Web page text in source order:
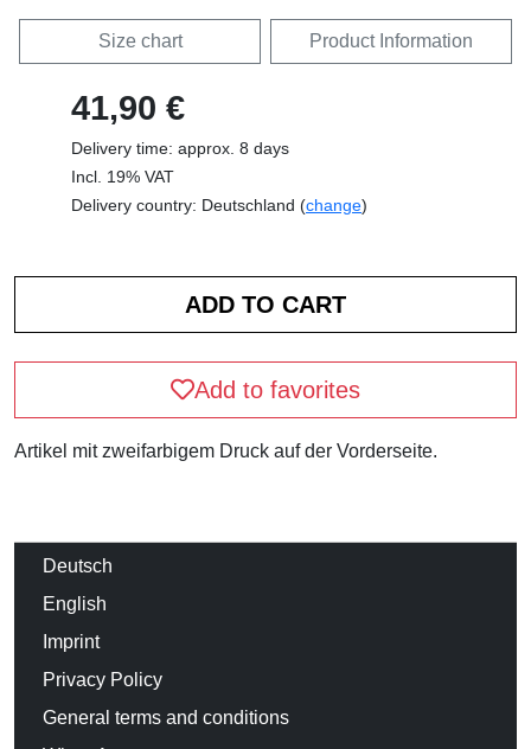
Size chart Product Information
41,90 €
Delivery time: approx. 8 days
Incl. 19% VAT
Delivery country: Deutschland (change)
Add to favorites
Artikel mit zweifarbigem Druck auf der Vorderseite.
Deutsch
English
Imprint
Privacy Policy
General terms and conditions